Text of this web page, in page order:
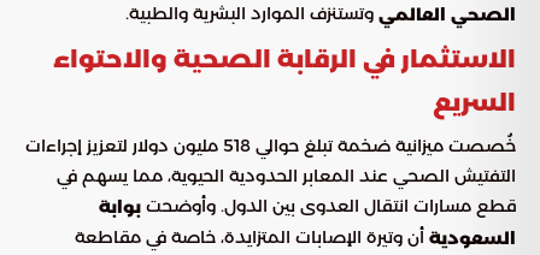
الصحي العالمي وتستنزف الموارد البشرية والطبية.
الاستثمار في الرقابة الصحية والاحتواء
السريع
خُصصت ميزانية ضخمة تبلغ حوالي 518 مليون دولار لتعزيز إجراءات
التفتيش الصحي عند المعابر الحدودية الحيوية، مما يسهم في
قطع مسارات انتقال العدوى بين الدول. وأوضحت بوابة
السعودية أن وتيرة الإصابات المتزايدة، خاصة في مقاطعة